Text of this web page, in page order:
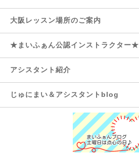
大阪レッスン場所のご案内
★まいふぁん公認インストラクター★
アシスタント紹介
じゅにまい＆アシスタントblog